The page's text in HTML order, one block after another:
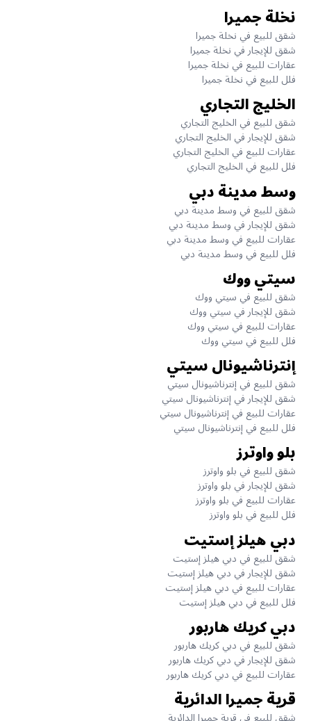
نخلة جميرا
شقق للبيع في نخلة جميرا
شقق للإيجار في نخلة جميرا
عقارات للبيع في نخلة جميرا
فلل للبيع في نخلة جميرا
الخليج التجاري
شقق للبيع في الخليج التجاري
شقق للإيجار في الخليج التجاري
عقارات للبيع في الخليج التجاري
فلل للبيع في الخليج التجاري
وسط مدينة دبي
شقق للبيع في وسط مدينة دبي
شقق للإيجار في وسط مدينة دبي
عقارات للبيع في وسط مدينة دبي
فلل للبيع في وسط مدينة دبي
سيتي ووك
شقق للبيع في سيتي ووك
شقق للإيجار في سيتي ووك
عقارات للبيع في سيتي ووك
فلل للبيع في سيتي ووك
إنترناشيونال سيتي
شقق للبيع في إنترناشيونال سيتي
شقق للإيجار في إنترناشيونال سيتي
عقارات للبيع في إنترناشيونال سيتي
فلل للبيع في إنترناشيونال سيتي
بلو واوترز
شقق للبيع في بلو واوترز
شقق للإيجار في بلو واوترز
عقارات للبيع في بلو واوترز
فلل للبيع في بلو واوترز
دبي هيلز إستيت
شقق للبيع في دبي هيلز إستيت
شقق للإيجار في دبي هيلز إستيت
عقارات للبيع في دبي هيلز إستيت
فلل للبيع في دبي هيلز إستيت
دبي كريك هاربور
شقق للبيع في دبي كريك هاربور
شقق للإيجار في دبي كريك هاربور
عقارات للبيع في دبي كريك هاربور
قرية جميرا الدائرية